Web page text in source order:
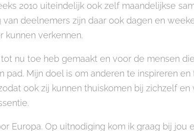
2010 uiteindelijk ook zelf maandelijkse
deelnemers zijn daar ook dagen en
verkennen.
nu toe heb gemaakt en voor de mensen
Mijn doel is om anderen te inspireren
ook zij kunnen thuiskomen bij zichzelf en
Europa. Op uitnodiging kom ik graag bij jou